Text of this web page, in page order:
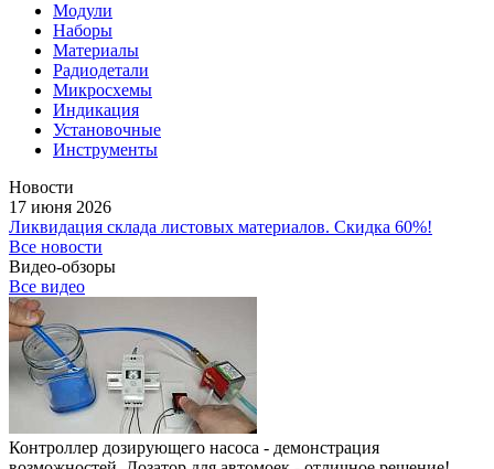
Модули
Наборы
Материалы
Радиодетали
Микросхемы
Индикация
Установочные
Инструменты
Новости
17 июня 2026
Ликвидация склада листовых материалов. Скидка 60%!
Все новости
Видео-обзоры
Все видео
Контроллер дозирующего насоса - демонстрация